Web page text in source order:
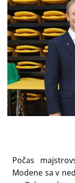
Počas
Modene sa v